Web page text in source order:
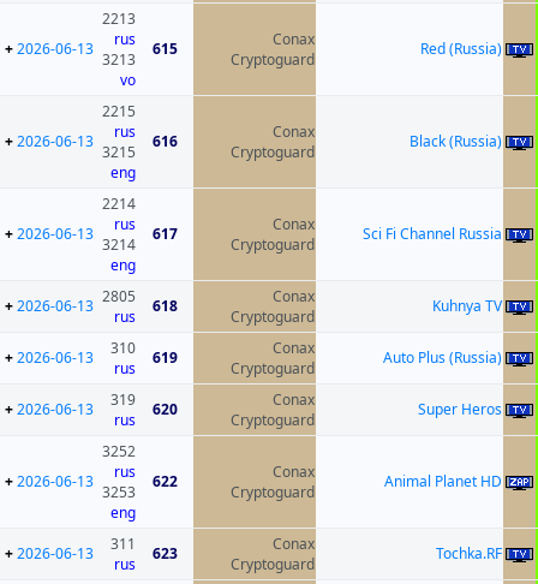
Red (Russia)
Conax
Cryptoguard
615
2213
rus
3213
vo
2026-06-13
+
Black (Russia)
Conax
Cryptoguard
616
2215
rus
3215
eng
2026-06-13
+
Sci Fi Channel Russia
Conax
Cryptoguard
617
2214
rus
3214
eng
2026-06-13
+
Kuhnya TV
Conax
Cryptoguard
618
2805
rus
2026-06-13
+
Auto Plus (Russia)
Conax
Cryptoguard
619
310
rus
2026-06-13
+
Super Heros
Conax
Cryptoguard
620
319
rus
2026-06-13
+
Animal Planet HD
Conax
Cryptoguard
622
3252
rus
3253
eng
2026-06-13
+
Tochka.RF
Conax
Cryptoguard
623
311
rus
2026-06-13
+